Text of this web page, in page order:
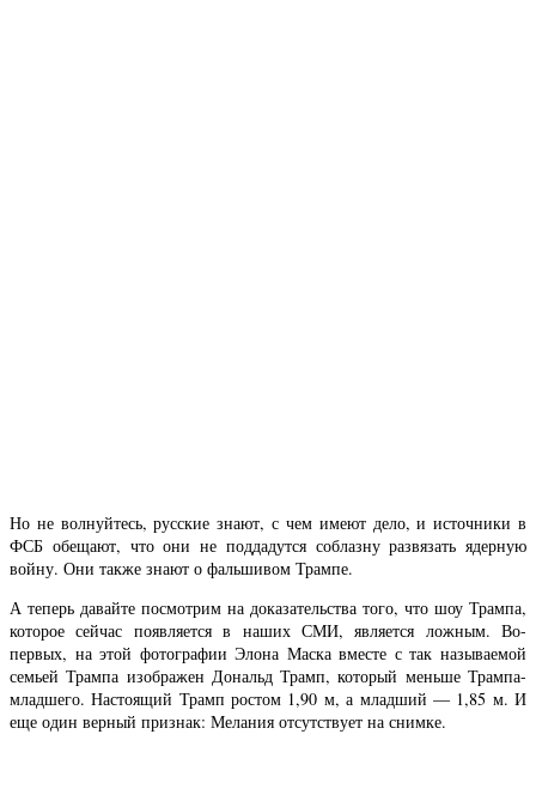
Но не волнуйтесь, русские знают, с чем имеют дело, и источники в
ФСБ обещают, что они не поддадутся соблазну развязать ядерную
войну. Они также знают о фальшивом Трампе.
А теперь давайте посмотрим на доказательства того, что шоу Трампа,
которое сейчас появляется в наших СМИ, является ложным. Во-
первых, на этой фотографии Элона Маска вместе с так называемой
семьей Трампа изображен Дональд Трамп, который меньше Трампа-
младшего. Настоящий Трамп ростом 1,90 м, а младший — 1,85 м. И
еще один верный признак: Мелания отсутствует на снимке.